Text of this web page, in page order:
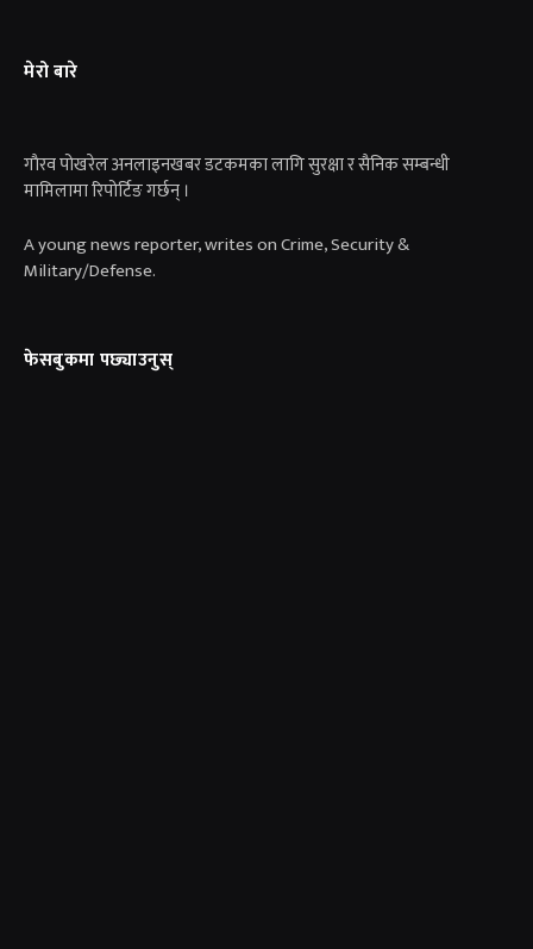
मेरो बारे
गाैरव पोखरेल अनलाइनखबर डटकमका लागि सुरक्षा र सैनिक सम्बन्धी
मामिलामा रिपोर्टिङ गर्छन् ।
A young news reporter, writes on Crime, Security &
Military/Defense.
फेसबुकमा पछ्याउनुस्